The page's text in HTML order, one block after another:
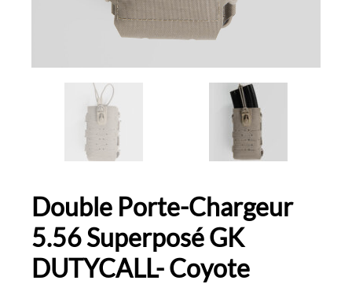
Double Porte-Chargeur
5.56 Superposé GK
DUTYCALL- Coyote